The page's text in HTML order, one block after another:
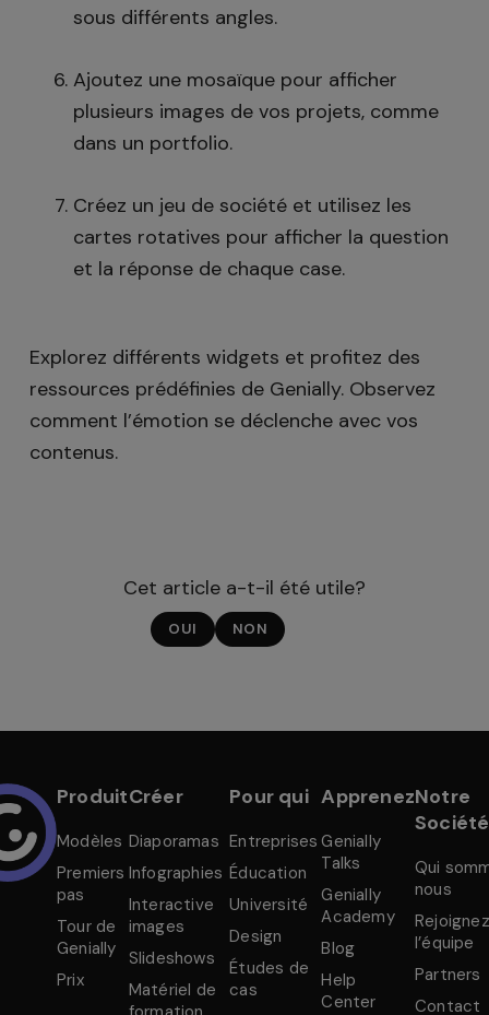
sous différents angles.
Ajoutez une mosaïque pour afficher
plusieurs images de vos projets, comme
dans un portfolio.
Créez un jeu de société et utilisez les
cartes rotatives pour afficher la question
et la réponse de chaque case.
Explorez différents widgets et profitez des
ressources prédéfinies de Genially. Observez
comment l’émotion se déclenche avec vos
contenus.
Cet article a-t-il été utile?
OUI NON
Produit
Modèles
Premiers
pas
Tour de
Genially
Prix
Créer
Diaporamas
Infographies
Interactive
images
Slideshows
Matériel de
Pour qui
Entreprises
Éducation
Université
Design
Études de
cas
Apprenez
Genially
Talks
Genially
Academy
Blog
Help
Center
Notre
Société
Qui
nous
Rejoignez
l’équipe
Partners
Contact